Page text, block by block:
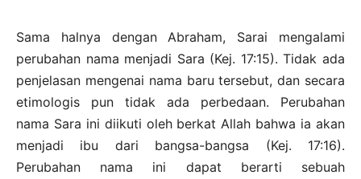
Sama halnya dengan Abraham, Sarai mengalami
perubahan nama menjadi Sara (Kej. 17:15). Tidak ada
penjelasan mengenai nama baru tersebut, dan secara
etimologis pun tidak ada perbedaan. Perubahan
nama Sara ini diikuti oleh berkat Allah bahwa ia akan
menjadi ibu dari bangsa-bangsa (Kej. 17:16).
Perubahan nama ini dapat berarti sebuah